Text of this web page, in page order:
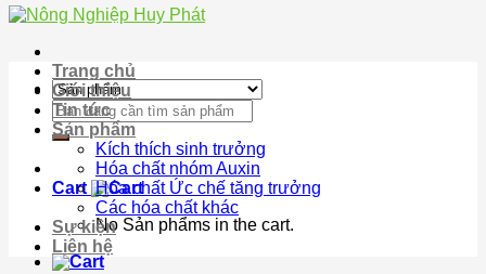
Search
for:
Cart
No Sản phẩms in the cart.
Trang chủ
Giới thiệu
Tin tức
Sản phẩm
Kích thích sinh trưởng
Hóa chất nhóm Auxin
Hóa chất Ức chế tăng trưởng
Các hóa chất khác
Sự kiện
Liên hệ